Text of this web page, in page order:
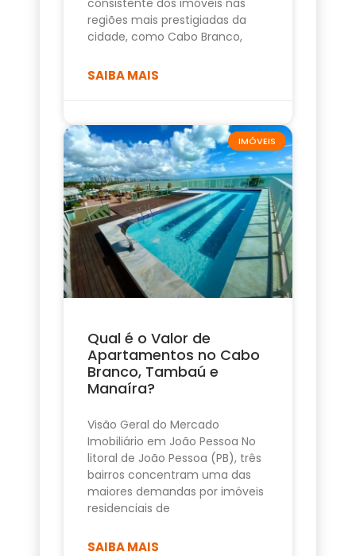
consistente dos imóveis nas
regiões mais prestigiadas da
cidade, como Cabo Branco,
SAIBA MAIS
IMÓVEIS
Qual é o Valor de
Apartamentos no Cabo
Branco, Tambaú e
Manaíra?
Visão Geral do Mercado
Imobiliário em João Pessoa No
litoral de João Pessoa (PB), três
bairros concentram uma das
maiores demandas por imóveis
residenciais de
SAIBA MAIS